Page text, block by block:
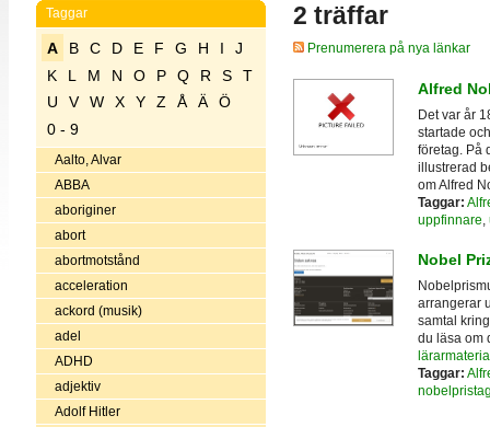
Taggar
A B C D E F G H I
J
K
L M N O P Q R S
T
U
V W X Y Z Å Ä
Ö
0 - 9
Aalto, Alvar
ABBA
aboriginer
abort
abortmotstånd
acceleration
ackord (musik)
adel
ADHD
adjektiv
Adolf Hitler
2 träffar
Prenumerera på nya länkar
Alfred
Det var år
startade
företag. På
illustrerad
om Alfred
Taggar:
uppfinnare
Nobel
arrangerar
samtal
du läsa om
Taggar: